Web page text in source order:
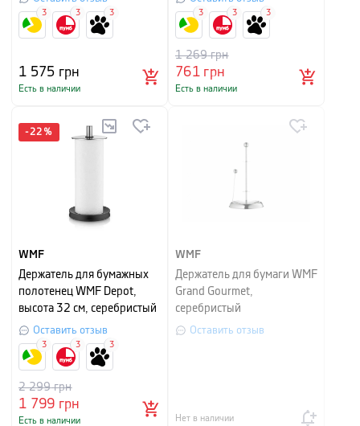
1 575 грн
Есть в наличии
3 3 3
761грн
1 269грн
Есть в наличии
3 3 3
-22 %
WMF
Держатель для бумажных
полотенец WMF Depot,
высота 32 см, серебристый
Оставить отзыв
1 799 грн
2 299грн
Есть в наличии
3 3 3
WMF
Держатель для бумаги WMF
Grand Gourmet,
серебристый
Оставить отзыв
Нет в наличии